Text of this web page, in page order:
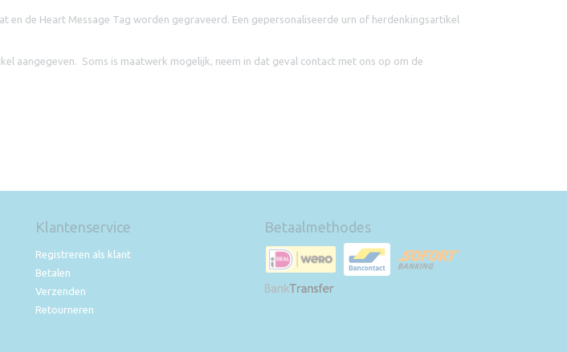
en de Heart Message Tag worden gegraveerd. Een gepersonaliseerde urn of herdenkingsartikel
aangegeven. Soms is maatwerk mogelijk, neem in dat geval contact met ons op om de
Klantenservice
Registreren als klant
Betalen
Verzenden
Retourneren
Betaalmethodes